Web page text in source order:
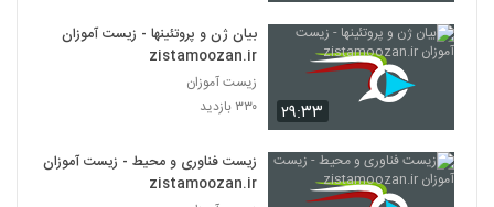
۲۹:۳۳
بیان ژن و پروتئینها - زیست آموزان
zistamoozan.ir
زیست آموزان
۳۳۰ بازدید
زیست فناوری و محیط - زیست آموزان
zistamoozan.ir